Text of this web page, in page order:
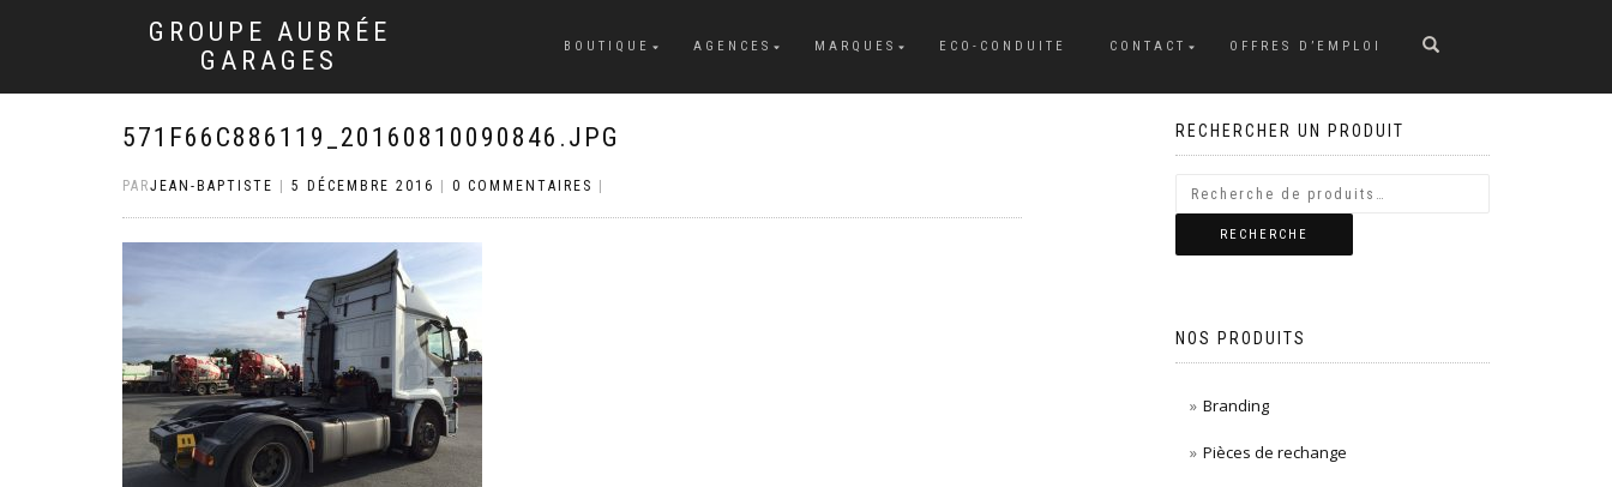
GROUPE AUBRÉE
GARAGES
BOUTIQUE AGENCES MARQUES ECO-CONDUITE CONTACT OFFRES D’EMPLOI
571F66C886119_20160810090846.JPG
PARJEAN-BAPTISTE 5 DÉCEMBRE 2016 0 COMMENTAIRES
RECHERCHER UN PRODUIT
RECHERCHE
NOS PRODUITS
Branding
Pièces de rechange